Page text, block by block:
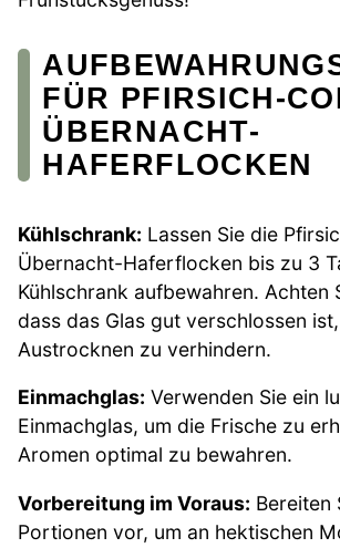
FÜR PFIRSICH-
ÜBERNACHT-
HAFERFLOCKEN
Kühlschrank: Lassen Sie die
Übernacht-Haferflocken bis zu 3
Kühlschrank aufbewahren. Achten
dass das Glas gut verschlossen
Austrocknen zu verhindern.
Einmachglas: Verwenden Sie ein
Einmachglas, um die Frische zu
Aromen optimal zu bewahren.
Vorbereitung im Voraus: Bereiten
Portionen vor, um an hektischen